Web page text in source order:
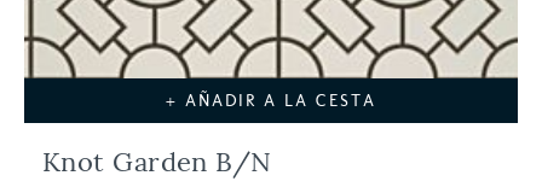
+ AÑADIR A LA CESTA
Knot Garden B/N